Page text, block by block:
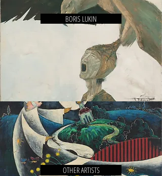
BORIS LUKIN
OTHER ARTISTS